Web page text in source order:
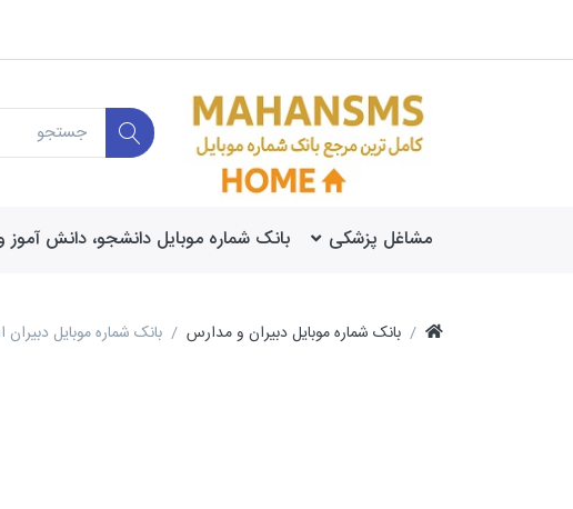
مشاغل پزشکی بانک شماره موبایل دانشجو، دانش
بانک شماره موبایل دبیران و مدارس بانک شماره موبایل